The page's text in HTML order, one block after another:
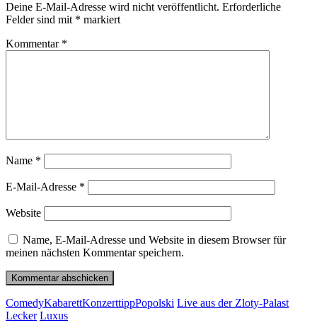
Deine E-Mail-Adresse wird nicht veröffentlicht. Erforderliche
Felder sind mit * markiert
Kommentar *
Name *
E-Mail-Adresse *
Website
Name, E-Mail-Adresse und Website in diesem Browser für
meinen nächsten Kommentar speichern.
Beitragsnavigation
Vorheriger
Beitrag
ComedyKabarettKonzerttippPopolski Live aus der Zloty-Palast
Nächster
Lecker Luxus